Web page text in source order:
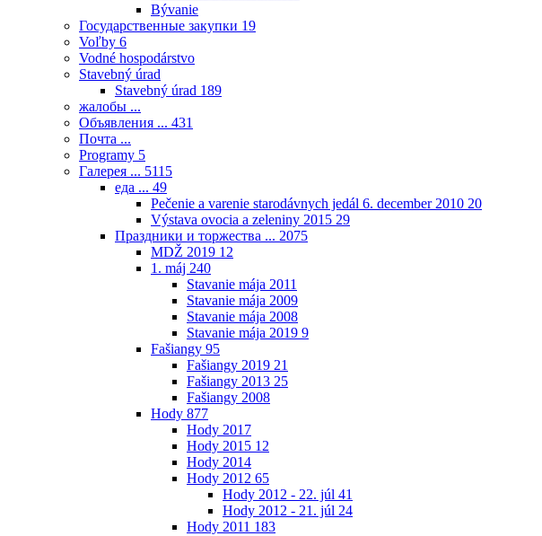
Bývanie
Государственные закупки 19
Voľby 6
Vodné hospodárstvo
Stavebný úrad
Stavebný úrad 189
жалобы ...
Объявления ... 431
Почта ...
Programy 5
Галерея ... 5115
еда ... 49
Pečenie a varenie starodávnych jedál 6. december 2010 20
Výstava ovocia a zeleniny 2015 29
Праздники и торжества ... 2075
MDŽ 2019 12
1. máj 240
Stavanie mája 2011
Stavanie mája 2009
Stavanie mája 2008
Stavanie mája 2019 9
Fašiangy 95
Fašiangy 2019 21
Fašiangy 2013 25
Fašiangy 2008
Hody 877
Hody 2017
Hody 2015 12
Hody 2014
Hody 2012 65
Hody 2012 - 22. júl 41
Hody 2012 - 21. júl 24
Hody 2011 183